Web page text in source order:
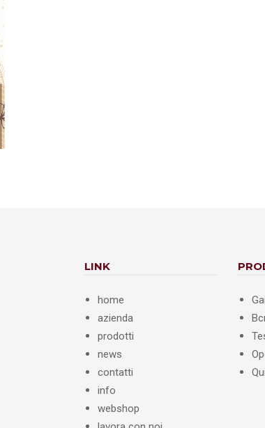
LINK
home
azienda
prodotti
news
contatti
info
webshop